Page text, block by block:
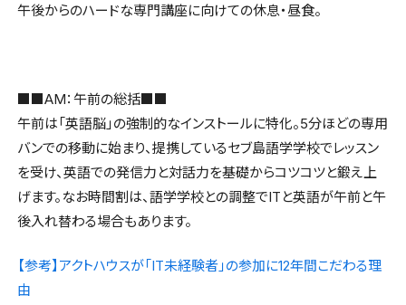
午後からのハードな専門講座に向けての休息・昼食。
■■AM：午前の総括■■
午前は「英語脳」の強制的なインストールに特化。5分ほどの専用
バンでの移動に始まり、提携しているセブ島語学学校でレッスン
を受け、英語での発信力と対話力を基礎からコツコツと鍛え上
げます。なお時間割は、語学学校との調整でITと英語が午前と午
後入れ替わる場合もあります。
【参考】アクトハウスが「IT未経験者」の参加に12年間こだわる理
由